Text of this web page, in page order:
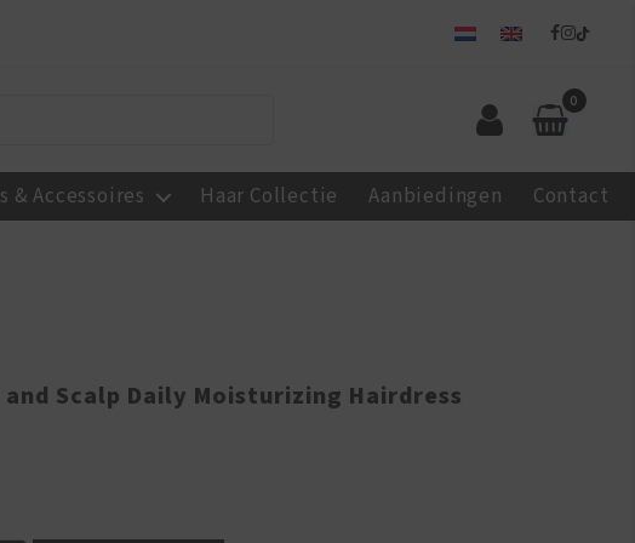
0
& Accessoires Haar Collectie Aanbiedingen Contact
Scalp Daily Moisturizing Hairdress